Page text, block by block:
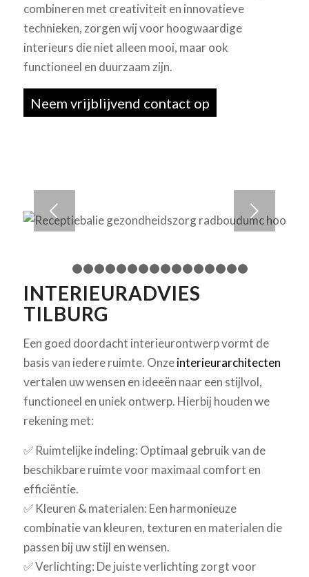
combineren met creativiteit en innovatieve
technieken, zorgen wij voor hoogwaardige
interieurs die niet alleen mooi, maar ook
functioneel en duurzaam zijn.
Neem vrijblijvend contact op
Volgende
1 2 3 4 5 6 7 8 9 1011
INTERIEURADVIES
TILBURG
Een goed doordacht interieurontwerp vormt de
basis van iedere ruimte. Onzeinterieurarchitecten
vertalen uw wensen en ideeën naar een stijlvol,
functioneel en uniek ontwerp. Hierbij houden we
rekening met:
✅ Ruimtelijke indeling: Optimaal gebruik van de
beschikbare ruimte voor maximaal comfort en
efficiëntie.
✅ Kleuren & materialen: Een harmonieuze
combinatie van kleuren, texturen en materialen die
passen bij uw stijl en wensen.
✅ Verlichting: De juiste verlichting zorgt voor